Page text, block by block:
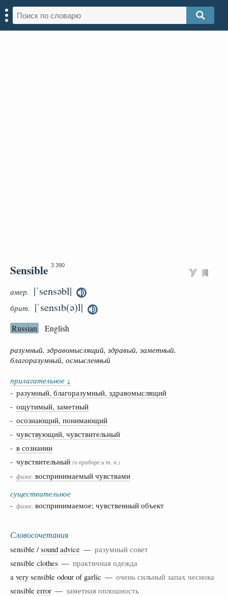
Sensible 3 390
амер. |ˈsensəbl|
брит. |ˈsensɪb(ə)l|
Russian English
разумный, здравомыслящий, здравый, заметный,
благоразумный, осмысленный
прилагательное ↓
- разумный, благоразумный, здравомыслящий
- ощутимый, заметный
- осознающий, понимающий
- чувствующий, чувствительный
- в сознании
- чувствительный (о приборе и т. п.)
- филос. воспринимаемый чувствами
существительное
- филос. воспринимаемое; чувственный объект
Словосочетания
sensible / sound advice — разумный совет
sensible clothes — практичная одежда
a very sensible odour of garlic — очень сильный запах чеснока
sensible error — заметная оплошность